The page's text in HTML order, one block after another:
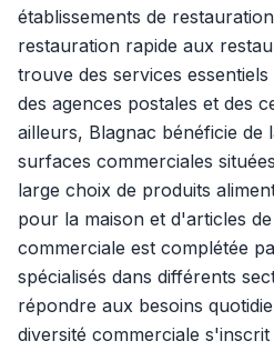
établissements de
restauration rapide aux
trouve des services
des agences postales et des
ailleurs, Blagnac bénéficie de
surfaces commerciales
large choix de produits
pour la maison et d'articles
commerciale est complétée
spécialisés dans différents
répondre aux besoins
diversité commerciale